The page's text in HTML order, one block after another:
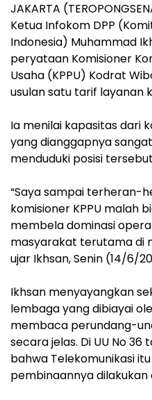
JAKARTA
Ketua Infokom DPP
Indonesia) Muhammad
peryataan Komisioner
Usaha (KPPU) Kodrat
usulan satu tarif layanan
Ia menilai kapasitas dari
yang dianggapnya
menduduki posisi
“Saya sampai terheran-
komisioner KPPU malah
membela dominasi
masyarakat terutama di
ujar Ikhsan, Senin (14/6/
Ikhsan menyayangkan
lembaga yang dibiayai
membaca perundang-
secara jelas. Di UU No
bahwa Telekomunikasi
pembinaannya dilakukan